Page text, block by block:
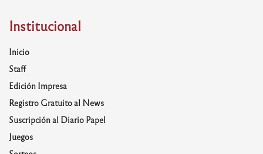
Institucional
Inicio
Staff
Edición Impresa
Registro Gratuito al News
Suscripción al Diario Papel
Juegos